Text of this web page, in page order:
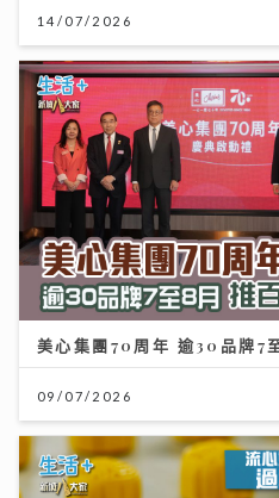
14/07/2026
美心集團70周年 逾30品牌7
09/07/2026